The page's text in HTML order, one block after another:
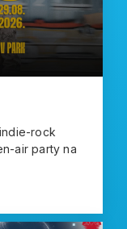
rock
air party na